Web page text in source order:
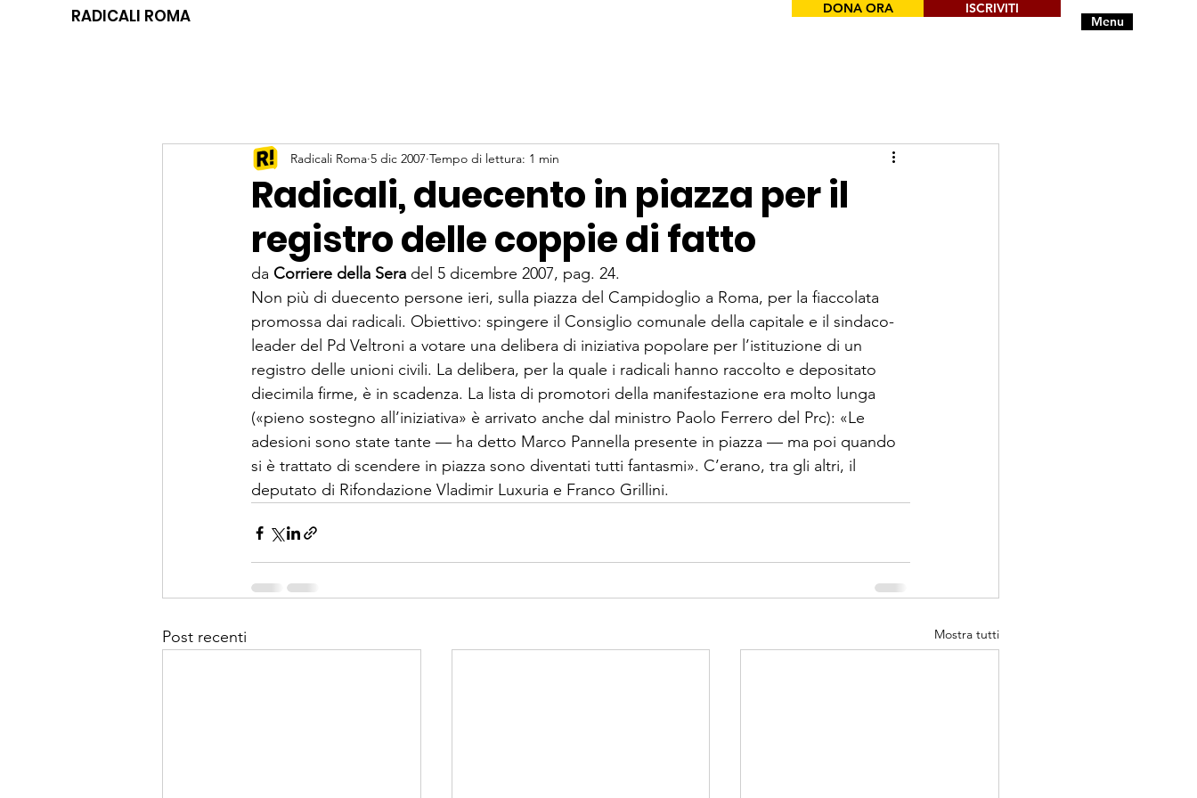
RADICALI ROMA Menu
DONA ORA ISCRIVITI
Radicali, duecento in piazza per il
registro delle coppie di fatto
Radicali Roma 5 dic 2007 Tempo di lettura: 1 min
da Corriere della Sera del 5 dicembre 2007, pag. 24.
Non più di duecento persone ieri, sulla piazza del Campidoglio a Roma, per la fiaccolata
promossa dai radicali. Obiettivo: spingere il Consiglio comunale della capitale e il sindaco-
leader del Pd Veltroni a votare una delibera di iniziativa popolare per l’istituzione di un
registro delle unioni civili. La delibera, per la quale i radicali hanno raccolto e depositato
diecimila firme, è in scadenza. La lista di promotori della manifestazione era molto lunga
(«pieno sostegno all’iniziativa» è arrivato anche dal ministro Paolo Ferrero del Prc): «Le
adesioni sono state tante — ha detto Marco Pannella presente in piazza — ma poi quando
si è trattato di scendere in piazza sono diventati tutti fantasmi». C’erano, tra gli altri, il
deputato di Rifondazione Vladimir Luxuria e Franco Grillini.
Post recenti Mostra tutti